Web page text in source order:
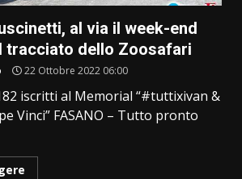
al via il week-end
tracciato dello Zoosafari
22 Ottobre 2022 06:00
iscritti al Memorial “#tuttixivan &
Vinci” FASANO ­– Tutto pronto